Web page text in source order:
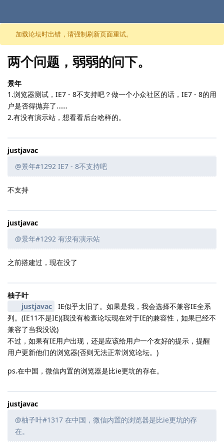
跳至内容
加载论坛时出错，请强制刷新页面重试。
两个问题，弱弱的问下。
景年
1.浏览器测试，IE7 - 8不支持吧？做一个小众社区的话，IE7 - 8的用
户是否得抛弃了……
2.有没有演示站，想看看后台啥样的。
justjavac
@景年#1292 IE7 - 8不支持吧
不支持
justjavac
@景年#1292 有没有演示站
之前搭建过，现在没了
柚子叶
justjavac
IE似乎太旧了。如果是我，我会选择不兼容IE全系
列。(IE11不是IE)(我没有检查论坛现在对于IE的兼容性，如果已经不
兼容了当我没说)
不过，如果有IE用户出现，还是应该给用户一个友好的提示，提醒
用户更新他们的浏览器(否则无法正常浏览论坛。)
ps.在中国，微信内置的浏览器是比ie更坑的存在。
justjavac
@柚子叶#1317 在中国，微信内置的浏览器是比ie更坑的存
在。